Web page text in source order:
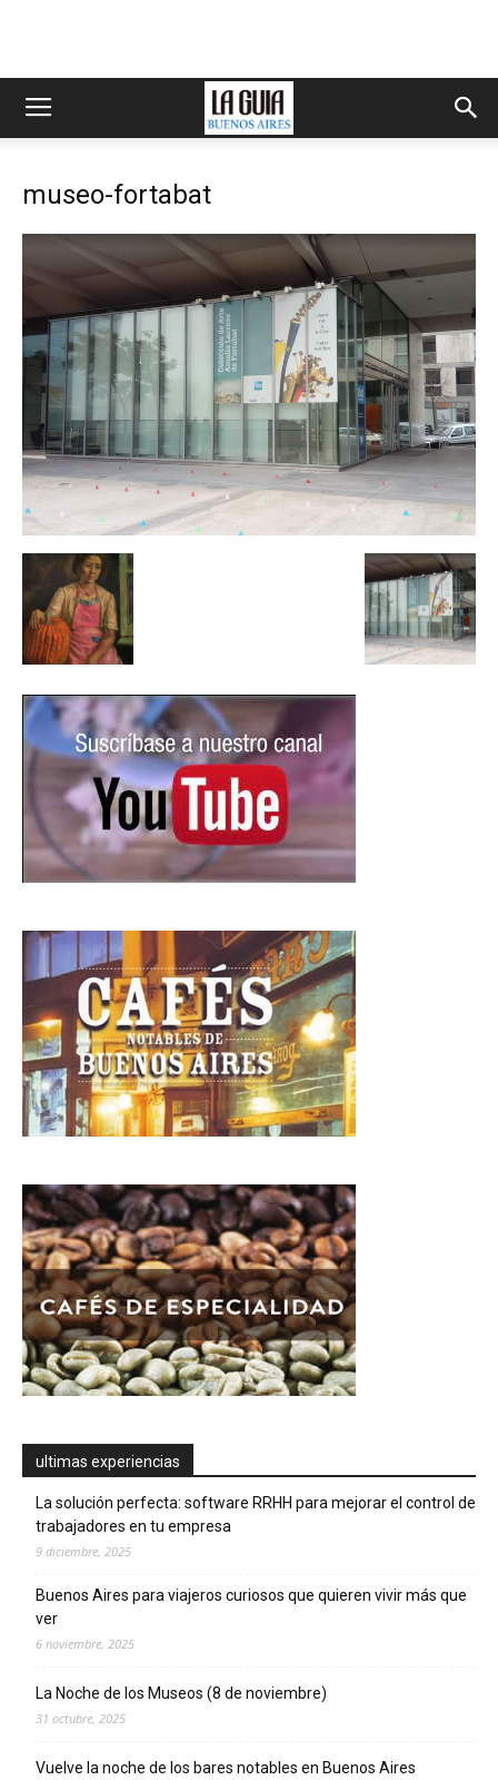
museo-fortabat
ultimas experiencias
La solución perfecta: software RRHH para mejorar el control de
trabajadores en tu empresa
9 diciembre, 2025
Buenos Aires para viajeros curiosos que quieren vivir más que
ver
6 noviembre, 2025
La Noche de los Museos (8 de noviembre)
31 octubre, 2025
Vuelve la noche de los bares notables en Buenos Aires